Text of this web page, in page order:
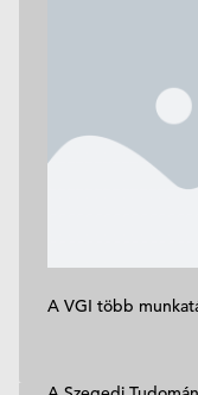
A VGI több